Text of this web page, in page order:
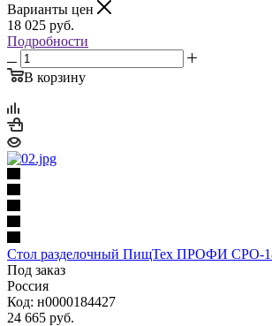
Варианты цен
18 025 руб.
Подробности
В корзину
Стол разделочный ПищТех ПРОФИ СРО-
Под заказ
Россия
Код: н0000184427
24 665 руб.